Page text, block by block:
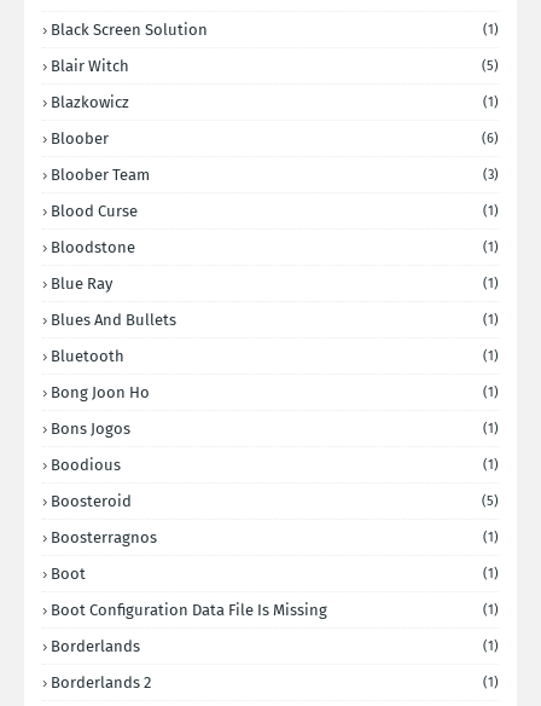
Black Screen Solution (1)
Blair Witch (5)
Blazkowicz (1)
Bloober (6)
Bloober Team (3)
Blood Curse (1)
Bloodstone (1)
Blue Ray (1)
Blues And Bullets (1)
Bluetooth (1)
Bong Joon Ho (1)
Bons Jogos (1)
Boodious (1)
Boosteroid (5)
Boosterragnos (1)
Boot (1)
Boot Configuration Data File Is Missing (1)
Borderlands (1)
Borderlands 2 (1)